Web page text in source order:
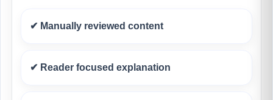
✔ Manually reviewed content
✔ Reader focused explanation